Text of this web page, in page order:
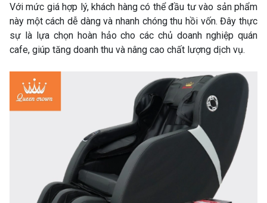
Với mức giá hợp lý, khách hàng có thể đầu tư vào sản phẩm
này một cách dễ dàng và nhanh chóng thu hồi vốn. Đây thực
sự là lựa chọn hoàn hảo cho các chủ doanh nghiệp quán
cafe, giúp tăng doanh thu và nâng cao chất lượng dịch vụ.